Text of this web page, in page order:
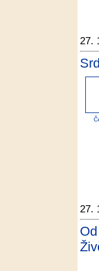
27.
27.